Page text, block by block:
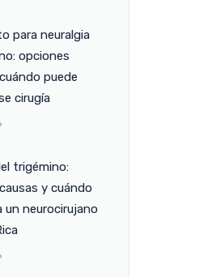
para neuralgia
opciones
puede
cirugía
trigémino:
y cuándo
un neurocirujano